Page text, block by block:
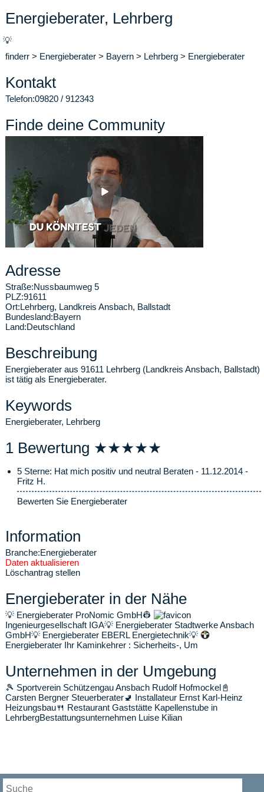
Energieberater, Lehrberg
💡
finderr > Energieberater > Bayern > Lehrberg > Energieberater
Kontakt
Telefon:09820 / 912343
Finde deine Community
Adresse
Straße:Nussbaumweg 5
PLZ:91611
Ort:Lehrberg, Landkreis Ansbach, Ballstadt
Bundesland:Bayern
Land:Deutschland
Beschreibung
Energieberater aus 91611 Lehrberg (Landkreis Ansbach, Ballstadt)
ist tätig als Energieberater.
Keywords
Energieberater, Lehrberg
1 Bewertung ★★★★★
5 Sterne: Hat mich positiv und neutral Beraten - 11.12.2014 -
Fritz H.
Bewerten Sie Energieberater
Information
Branche:Energieberater
Daten aktualisieren
Löschantrag stellen
Energieberater in der Nähe
💡 Energieberater ProNomic GmbH👷
Ingenieurgesellschaft IGA💡 Energieberater Stadtwerke Ansbach
GmbH💡 Energieberater EBERL Energietechnik💡
Energieberater Ihr Kaminkehrer : Sicherheits-, Um
Unternehmen in der Umgebung
🎾 Sportverein Schützengau Ansbach Rudolf Hofmockel📓
Carsten Bergner Steuerberater🚽 Installateur Ernst Karl-Heinz
Heizungsbau🍴 Restaurant Gaststätte Kapellenstube in
LehrbergBestattungsunternehmen Luise Kilian